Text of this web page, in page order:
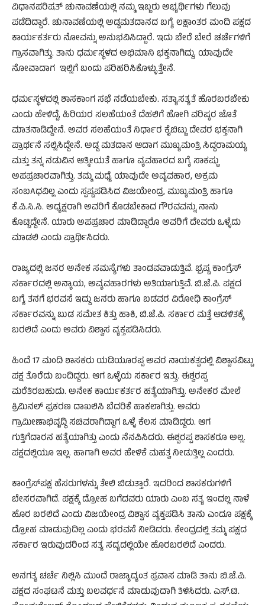
ವಿಧಾನಪರಿಷತ್ ಚುನಾವಣೆಯಲ್ಲಿ ನಮ್ಮ ಇಬ್ಬರು ಅಭ್ಯರ್ಥಿಗಳು ಗೆಲುವು
ಪಡೆದಿದ್ದಾರೆ. ಚುನಾವಣೆಯಲ್ಲಿ ಅಡ್ಡಮತದಾನದ ಬಗ್ಯೆ ಲಕ್ಷಾಂತರ ಮಂದಿ ಪಕ್ಷದ
ಕಾರ್ಯಕರ್ತರು ನೋವನ್ನು ಅನುಭವಿಸಿದ್ದಾರೆ. ಇದು ಬೇರೆ ಬೇರೆ ಚರ್ಚೆಗಳಿಗೆ
ಗ್ರಾಸವಾಗಿತ್ತು. ತಾನು ಧರ್ಮಸ್ಥಳದ ಅಭಿಮಾನಿ ಭಕ್ತನಾಗಿದ್ದು, ಯಾವುದೇ
ನೋವಾದಾಗ ಇಲ್ಲಿಗೆ ಬಂದು ಪರಿಹರಿಸಿಕೊಳ್ಳುತ್ತೇನೆ.
ಧರ್ಮಸ್ಥಳದಲ್ಲಿ ಶಾಸಕಾಂಗ ಸಭೆ ನಡೆಯಬೇಕು. ಸತ್ಯಾಸತ್ಯತೆ ಹೊರಬರಬೇಕು
ಎಂದು ಹೇಳಿದ್ದೆ, ಹಿರಿಯರ ಸಲಹೆಯಂತೆ ದೆಹಲಿಗೆ ಹೋಗಿ ವರಿಷ್ಠರ ಜೊತೆ
ಮಾತನಾಡಿದ್ದೇನೆ. ಅವರ ಸಲಹೆಯಂತೆ ನಿರ್ಧಾರ ಕೈಬಿಟ್ಟು ದೇವರ ಭಕ್ತನಾಗಿ
ಪ್ರಾರ್ಥನೆ ಸಲ್ಲಿಸಿದ್ದೇನೆ. ಅಡ್ಡ ಮತದಾನ ಆದಾಗ ಮುಖ್ಯಮಂತ್ರಿ ಸಿದ್ಧರಾಮಯ್ಯ
ಮತ್ತು ತನ್ನ ನಡುವಿನ ಆತ್ಮೀಯತೆ ಹಾಗೂ ವ್ಯವಹಾರದ ಬಗ್ಯೆ ಸಾಕಷ್ಟು
ಅಪಪ್ರಚಾರವಾಗಿತ್ತು. ತಮ್ಮ ಮಧ್ಯೆ ಯಾವುದೇ ಅವ್ಯವಹಾರ, ಅಕ್ರಮ
ಸಂಬAಧವಿಲ್ಲ ಎಂದು ಸ್ಪಷ್ಟಪಡಿಸಿದ ವಿಜಯೇಂದ್ರ, ಮುಖ್ಯಮಂತ್ರಿ ಹಾಗೂ
ಕೆ.ಪಿ.ಸಿ.ಸಿ. ಅಧ್ಯಕ್ಷರಾಗಿ ಅವರಿಗೆ ಕೊಡಬೇಕಾದ ಗೌರವವನ್ನು ನಾನು
ಕೊಟ್ಟಿದ್ದೇನೆ. ಯಾರು ಅಪಪ್ರಚಾರ ಮಾಡಿದ್ದಾರೊ ಅವರಿಗೆ ದೇವರು ಒಳ್ಳೆದು
ಮಾಡಲಿ ಎಂದು ಪ್ರಾರ್ಥಿಸಿದರು.
ರಾಜ್ಯದಲ್ಲಿ ಜನರ ಅನೇಕ ಸಮಸ್ಯೆಗಳು ತಾಂಡವವಾಡುತ್ತಿವೆ. ಭ್ರಷ್ಟ ಕಾಂಗ್ರೆಸ್
ಸರ್ಕಾರದಲ್ಲಿ ಅನ್ಯಾಯ, ಅವ್ಯವಹಾರಗಳು ಅತಿಯಾಗುತ್ತಿವೆ. ಬಿ.ಜೆ.ಪಿ. ಪಕ್ಷದ
ಬಗ್ಯೆ ತನಗೆ ಭರವಸೆ ಇದ್ದು ಜನರು ಹಾಗೂ ಬಡವರ ವಿರೋಧಿ ಕಾಂಗ್ರೆಸ್
ಸರ್ಕಾರವನ್ನು ಬುಡ ಸಮೇತ ಕಿತ್ತು ಹಾಕಿ, ಬಿ.ಜೆ.ಪಿ. ಸರ್ಕಾರ ಮತ್ತೆ ಆಡಳಿತಕ್ಕೆ
ಬರಲಿದೆ ಎಂದು ಅವರು ವಿಶ್ವಾಸ ವ್ಯಕ್ತಪಡಿಸಿದರು.
ಹಿಂದೆ 17 ಮಂದಿ ಶಾಸಕರು ಯಡಿಯೂರಪ್ಪ ಅವರ ನಾಯಕತ್ವದಲ್ಲಿ ವಿಶ್ವಾಸವಿಟ್ಟು
ಪಕ್ಷ ತೊರೆದು ಬಂದಿದ್ದರು. ಆಗ ಒಳ್ಳೆಯ ಸರ್ಕಾರ ಇತ್ತು. ಈಶ್ವರಪ್ಪ
ಮರೆತಿರಬಹುದು. ಅನೇಕ ಕಾರ್ಯಕರ್ತರ ಹತ್ಯೆಯಾಗಿತ್ತು. ಅನೇಕರ ಮೇಲೆ
ಕ್ರಿಮಿನಲ್ ಪ್ರಕರಣ ದಾಖಲಿಸಿ ಬೆದರಿಕೆ ಹಾಕಲಾಗಿತ್ತು. ಅವರು
ಗ್ರಾಮೀಣಾಭಿವೃದ್ಧಿ ಸಚಿವರಾಗಿದ್ದಾಗ ಒಳ್ಳೆ ಕೆಲಸ ಮಾಡಿದ್ದರು. ಆಗ
ಗುತ್ತಿಗೆದಾರನ ಹತ್ಯೆಯಾಗಿತ್ತು ಎಂದು ನೆನಪಿಸಿದರು. ಈಶ್ವರಪ್ಪ ಶಾಸಕರೂ ಅಲ್ಲ.
ಪಕ್ಷದಲ್ಲಿಯೂ ಇಲ್ಲ. ಹಾಗಾಗಿ ಅವರ ಹೇಳಿಕೆ ಮಹತ್ವ ನೀಡುತ್ತಿಲ್ಲ ಎಂದರು.
ಕಾಂಗ್ರೆಸ್‌ಪಕ್ಷ ಹೆಸರುಗಳನ್ನು ತೇಲಿ ಬಿಡುತ್ತಾರೆ. ಇದರಿಂದ ಶಾಸಕರುಗಳಿಗೆ
ಬೇಸರವಾಗಿದೆ. ಪಕ್ಷಕ್ಕೆ ದ್ರೋಹ ಬಗೆದವರು ಯಾರು ಎಂಬ ಸತ್ಯ ಇಂದಲ್ಲ ನಾಳೆ
ಹೊರ ಬರಲಿದೆ ಎಂದು ವಿಜಯೇಂದ್ರ ವಿಶ್ವಾಸ ವ್ಯಕ್ತಪಡಿಸಿ ತಾನು ಎಂದೂ ಪಕ್ಷಕ್ಕೆ
ದ್ರೋಹ ಮಾಡುವುದಿಲ್ಲ ಎಂದು ಭರವಸೆ ನೀಡಿದರು. ಕೇಂದ್ರದಲ್ಲಿ ತಮ್ಮ ಪಕ್ಷದ
ಸರ್ಕಾರ ಇರುವುದರಿಂದ ಸತ್ಯ ಸದ್ಯದಲ್ಲಿಯೇ ಹೊರಬರಲಿದೆ ಎಂದರು.
ಅನಗತ್ಯ ಚರ್ಚೆ ನಿಲ್ಲಿಸಿ ಮುಂದೆ ರಾಜ್ಯಾದ್ಯಂತ ಪ್ರವಾಸ ಮಾಡಿ ತಾನು ಬಿ.ಜೆ.ಪಿ.
ಪಕ್ಷದ ಸಂಘಟನೆ ಮತ್ತು ಬಲವರ್ಧನೆ ಮಾಡುವುದಾಗಿ ತಿಳಿಸಿದರು. ಎಸ್.ಟಿ.